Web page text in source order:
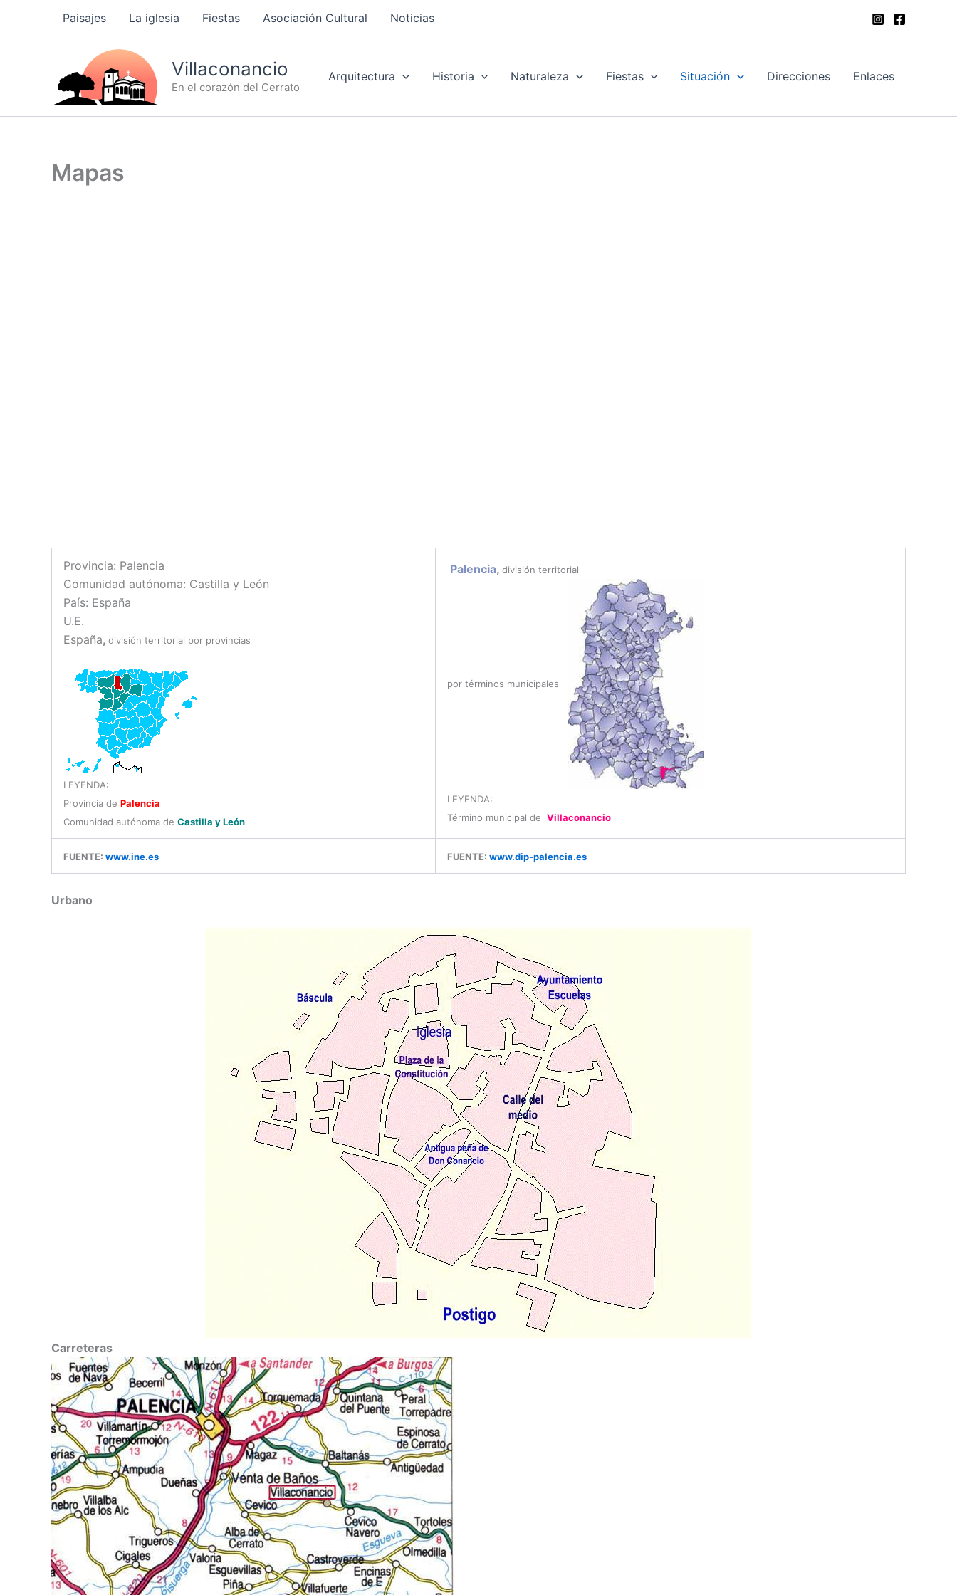
Paisajes La iglesia Fiestas Asociación Cultural Noticias
Villaconancio
En el corazón del Cerrato
Arquitectura Historia Naturaleza Fiestas Situación Direcciones Enlaces
Mapas
Provincia: Palencia
Comunidad autónoma: Castilla y León
País: España
U.E.
España, división territorial por provincias
LEYENDA:
Provincia de Palencia
Comunidad autónoma de Castilla y León
Palencia, división territorial
por términos municipales
LEYENDA:
Término municipal de Villaconancio
FUENTE: www.ine.es FUENTE: www.dip-palencia.es
Urbano
Carreteras